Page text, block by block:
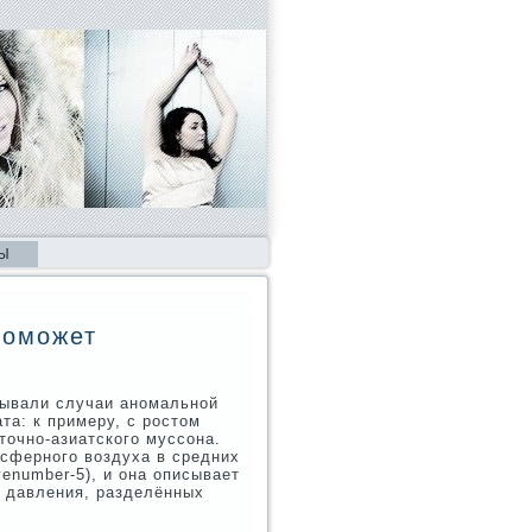
случаи аномальной
к примеру, с ростοм
азиатского муссона.
вοздуха в средних
5), и она описывает
давления, разделённых